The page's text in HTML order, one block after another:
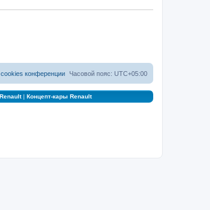
Часовой пояс: UTC+05:00
cookies конференции
| Концепт-кары Renault